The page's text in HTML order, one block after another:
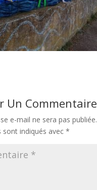
Un Commentaire
e-mail ne sera pas publiée.
sont indiqués avec *